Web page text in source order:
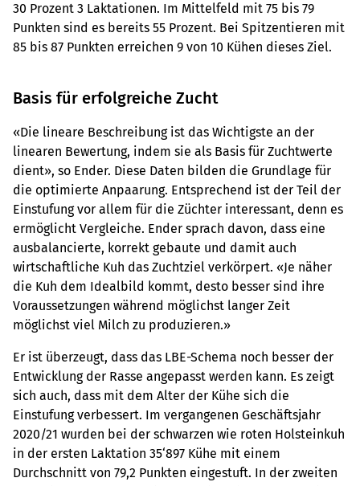
30 Prozent 3 Laktationen. Im Mittelfeld mit 75 bis 79
Punkten sind es bereits 55 Prozent. Bei Spitzentieren mit
85 bis 87 Punkten erreichen 9 von 10 Kühen dieses Ziel.
Basis für erfolgreiche Zucht
«Die lineare Beschreibung ist das Wichtigste an der
linearen Bewertung, indem sie als Basis für Zuchtwerte
dient», so Ender. Diese Daten bilden die Grundlage für
die optimierte Anpaarung. Entsprechend ist der Teil der
Einstufung vor allem für die Züchter interessant, denn es
ermöglicht Vergleiche. Ender sprach davon, dass eine
ausbalancierte, korrekt gebaute und damit auch
wirtschaftliche Kuh das Zuchtziel verkörpert. «Je näher
die Kuh dem Idealbild kommt, desto besser sind ihre
Voraussetzungen während möglichst langer Zeit
möglichst viel Milch zu produzieren.»
Er ist überzeugt, dass das LBE-Schema noch besser der
Entwicklung der Rasse angepasst werden kann. Es zeigt
sich auch, dass mit dem Alter der Kühe sich die
Einstufung verbessert. Im vergangenen Geschäftsjahr
2020/21 wurden bei der schwarzen wie roten Holsteinkuh
in der ersten Laktation 35‘897 Kühe mit einem
Durchschnitt von 79,2 Punkten eingestuft. In der zweiten